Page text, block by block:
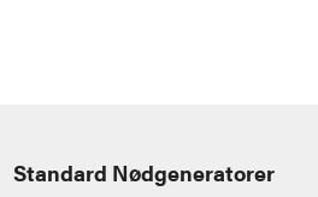
Standard Nødgeneratorer